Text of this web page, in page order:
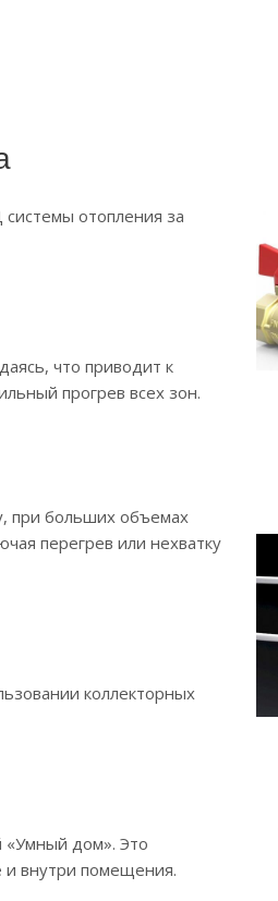
отопления за
что приводит к
прогрев всех зон.
при больших объемах
перегрев или нехватку
коллекторных
«Умный дом». Это
и внутри помещения.